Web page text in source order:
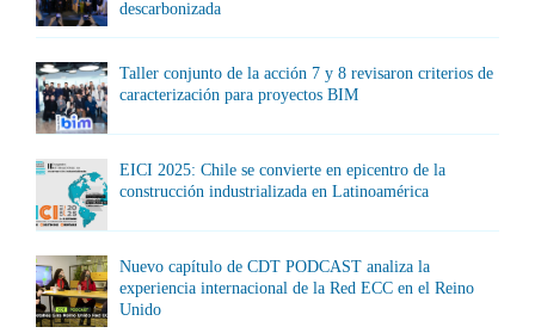
descarbonizada
Taller conjunto de la acción 7 y 8 revisaron criterios de
caracterización para proyectos BIM
EICI 2025: Chile se convierte en epicentro de la
construcción industrializada en Latinoamérica
Nuevo capítulo de CDT PODCAST analiza la
experiencia internacional de la Red ECC en el Reino
Unido